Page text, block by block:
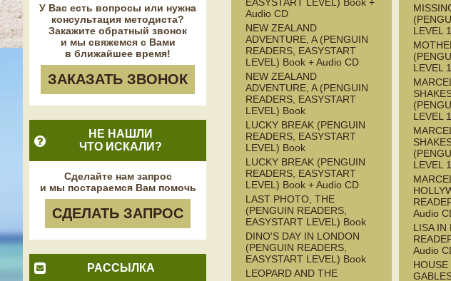
У Вас есть вопросы или нужна
консультация методиста?
Закажите обратный звонок
и мы свяжемся с Вами
в ближайшее время!
ЗАКАЗАТЬ ЗВОНОК
НЕ НАШЛИ
ЧТО ИСКАЛИ?
Сделайте нам запрос
и мы постараемся Вам помочь
СДЕЛАТЬ ЗАПРОС
РАССЫЛКА
Audio CD
NEW ZEALAND
ADVENTURE, A (PENGUIN
READERS, EASYSTART
LEVEL) Book + Audio CD
NEW ZEALAND
ADVENTURE, A (PENGUIN
READERS, EASYSTART
LEVEL) Book
LUCKY BREAK (PENGUIN
READERS, EASYSTART
LEVEL) Book
LUCKY BREAK (PENGUIN
READERS, EASYSTART
LEVEL) Book + Audio CD
LAST PHOTO, THE
(PENGUIN READERS,
EASYSTART LEVEL) Book
DINO'S DAY IN LONDON
(PENGUIN READERS,
EASYSTART LEVEL) Book
LEOPARD AND THE
LEVEL
LEVEL
LEVEL
LEVEL
Audio
LISA IN
Audio